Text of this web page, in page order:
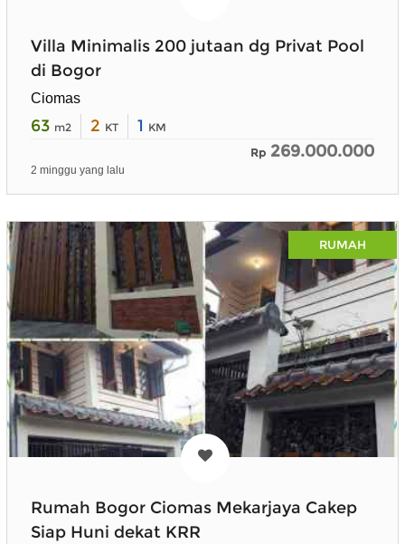
Villa Minimalis 200 jutaan dg Privat Pool
di Bogor
Ciomas
63 m2 2 KT 1 KM
Rp 269.000.000
2 minggu yang lalu
RUMAH
Rumah Bogor Ciomas Mekarjaya Cakep
Siap Huni dekat KRR